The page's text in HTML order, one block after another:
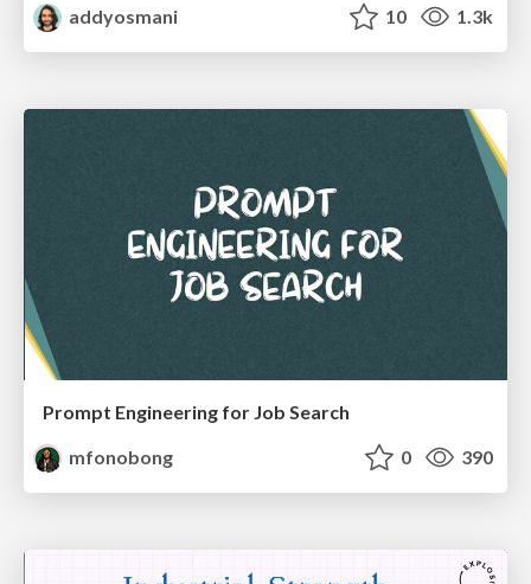
addyosmani
10 1.3k
Prompt Engineering for Job Search
mfonobong
0 390